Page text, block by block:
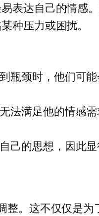
表达自己的情感
种压力或困扰。
瓶颈时，他们可
法满足他的情感
的思想，因此显
。这不仅仅是为